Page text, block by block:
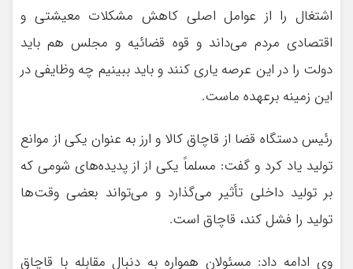
اشتغال را از عوامل اصلی کاهش مشکلات معیشتی و
اقتصادی مردم می‌داند و قوه قضائیه و مجلس هم باید
دولت را در این عرصه یاری کنند و باید ببینیم چه وظایفی در
این زمینه برعهده ماست.
رئیس دستگاه قضا از قاچاق کالا و ارز به عنوان یکی از موانع
تولید یاد کرد و گفت: مسلماً یکی از از پدیده‌های شومی که
بر تولید داخلی تأثیر می‌گذارد و می‌تواند بعضی وقت‌ها
تولید را فشل کند، قاچاق است.
وی ادامه داد: مسئولان همواره به دنبال مقابله با قاچاق